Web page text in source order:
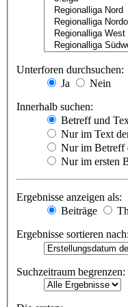
Unterforen durchsuchen:
Ja
Nein
Innerhalb suchen:
Betreff und
Nur im Text
Nur im Betreff
Nur im ersten
Ergebnisse anzeigen als:
Beiträge
Ergebnisse sortieren nach:
Suchzeitraum begrenzen: